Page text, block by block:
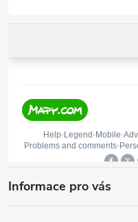
Informace pro vás